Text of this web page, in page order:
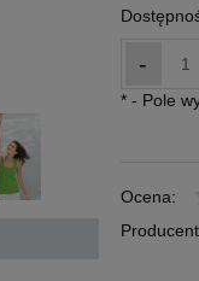
-
* - Pole
Ocena: